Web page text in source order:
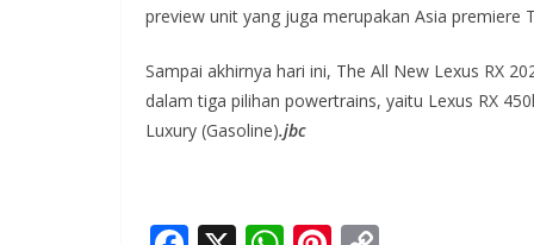
preview unit yang juga merupakan Asia premiere
Sampai akhirnya hari ini, The All New Lexus RX
dalam tiga pilihan powertrains, yaitu Lexus RX
Luxury (Gasoline).jbc